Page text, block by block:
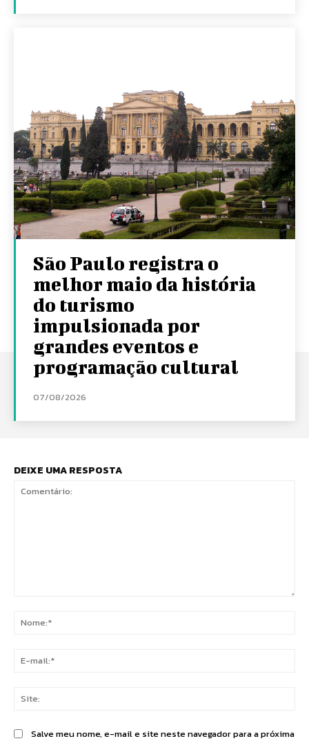
São Paulo registra o
melhor maio da história
do turismo
impulsionada por
grandes eventos e
programação cultural
07/08/2026
DEIXE UMA RESPOSTA
Salve meu nome, e-mail e site neste navegador para a próxima